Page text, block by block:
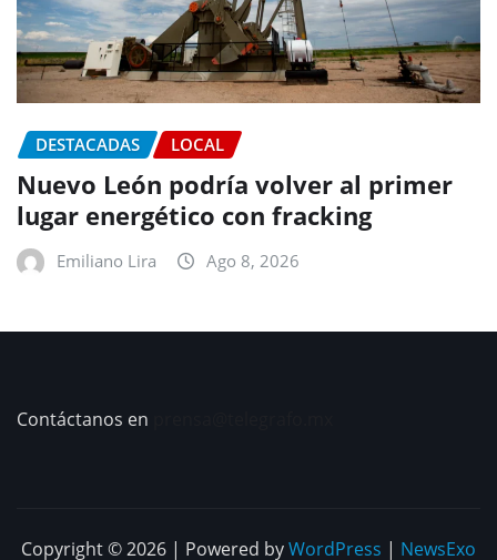
DESTACADAS LOCAL
Nuevo León podría volver al primer
lugar energético con fracking
Emiliano Lira Ago 8, 2026
Contáctanos en
Copyright © 2026 | Powered byWordPress | NewsExo